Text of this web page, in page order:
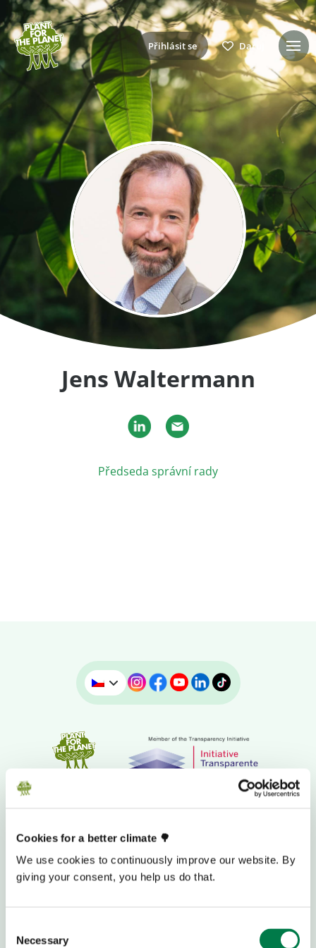
Cookies for a better climate 🌳
We use cookies to continuously improve our website. By
giving your consent, you help us do that.
Selection
Necessary
Přihlásit se Daruj
Jens Waltermann
Předseda správní rady